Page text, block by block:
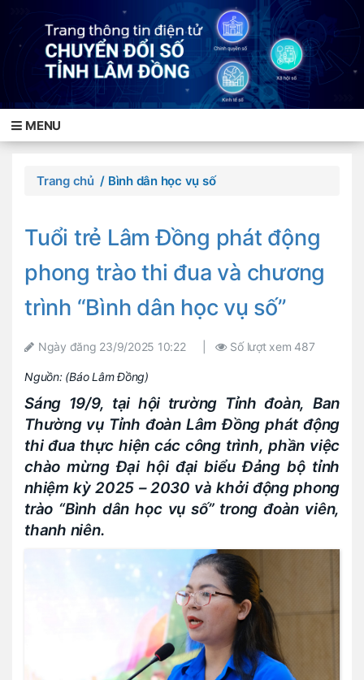
MENU
Trang chủ / Bình dân học vụ số
Tuổi trẻ Lâm Đồng phát động
phong trào thi đua và chương
trình “Bình dân học vụ số”
Ngày đăng 23/9/2025 10:22 Số lượt xem 487
Nguồn: (Báo Lâm Đồng)
Sáng 19/9, tại hội trường Tỉnh đoàn, Ban
Thường vụ Tỉnh đoàn Lâm Đồng phát động
thi đua thực hiện các công trình, phần việc
chào mừng Đại hội đại biểu Đảng bộ tỉnh
nhiệm kỳ 2025 – 2030 và khởi động phong
trào “Bình dân học vụ số” trong đoàn viên,
thanh niên.